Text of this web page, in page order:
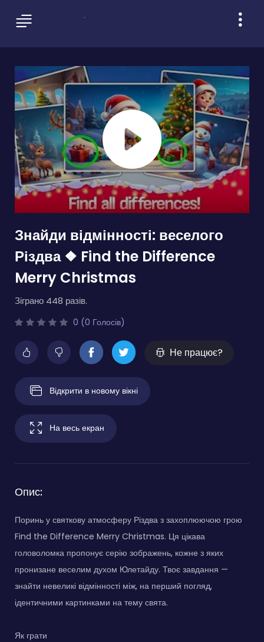
Знайди відмінності: веселого
Різдва ❖ Find the Difference
Merry Christmas
Зіграно 448 разів.
0 (0 Голосів)
Не працює?
Відкрити в новому вікні
На весь екран
Опис:
Поринь у святкову атмосферу Різдва з захоплюючою грою
Find the Difference Merry Christmas. Ця цікава
головоломка пропонує серію зображень, кожне з яких
пронизане веселим духом Юлетайду. Твоє завдання —
знайти невеликі відмінності між, на перший погляд,
ідентичними картинками на тему свята.
Як грати